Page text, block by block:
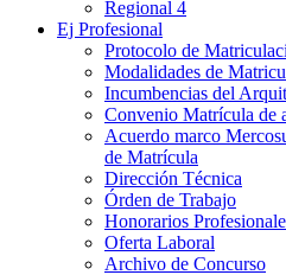
Regional 4
Ej Profesional
Protocolo de
Modalidades de
Incumbencias del
Convenio Matrícula de
Acuerdo marco
de Matrícula
Dirección Técnica
Órden de Trabajo
Honorarios
Oferta Laboral
Archivo de Concurso